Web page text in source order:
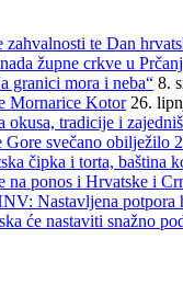
zahvalnosti te Dan
župne crkve u
granici mora i neba“ 8.
Mornarice Kotor 26.
okusa, tradicije i
svečano obilježilo
čipka i torta, baština
na ponos i Hrvatske i
Nastavljena
će nastaviti snažno